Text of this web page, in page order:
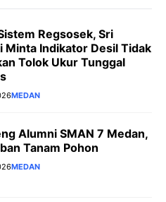
Regsosek, Sri
Minta Indikator Desil Tidak
Tolok Ukur Tunggal
MEDAN
Alumni SMAN 7 Medan,
Tanam Pohon
MEDAN